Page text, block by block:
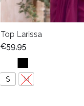
Top Larissa
€59,95
S M